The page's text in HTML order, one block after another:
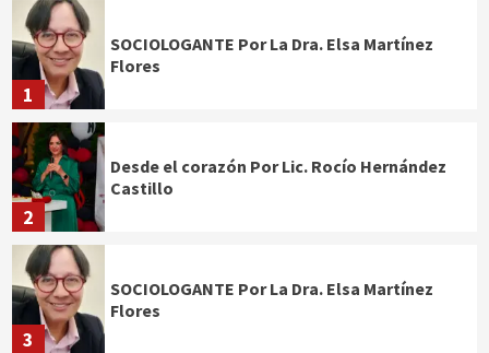
1
SOCIOLOGANTE Por La Dra. Elsa Martínez
Flores
2
Desde el corazón Por Lic. Rocío Hernández
Castillo
3
SOCIOLOGANTE Por La Dra. Elsa Martínez
Flores